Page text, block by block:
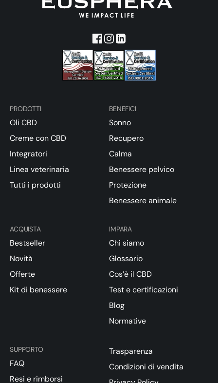
PRODOTTI
Oli CBD
Creme con CBD
Integratori
Linea veterinaria
Tutti i prodotti
BENEFICI
Sonno
Recupero
Calma
Benessere pelvico
Protezione
Benessere animale
ACQUISTA
Bestseller
Novità
Offerte
Kit di benessere
IMPARA
Chi siamo
Glossario
Cos’è il CBD
Test e certificazioni
Blog
Normative
SUPPORTO
FAQ
Resi e rimborsi
Trasparenza
Condizioni di vendita